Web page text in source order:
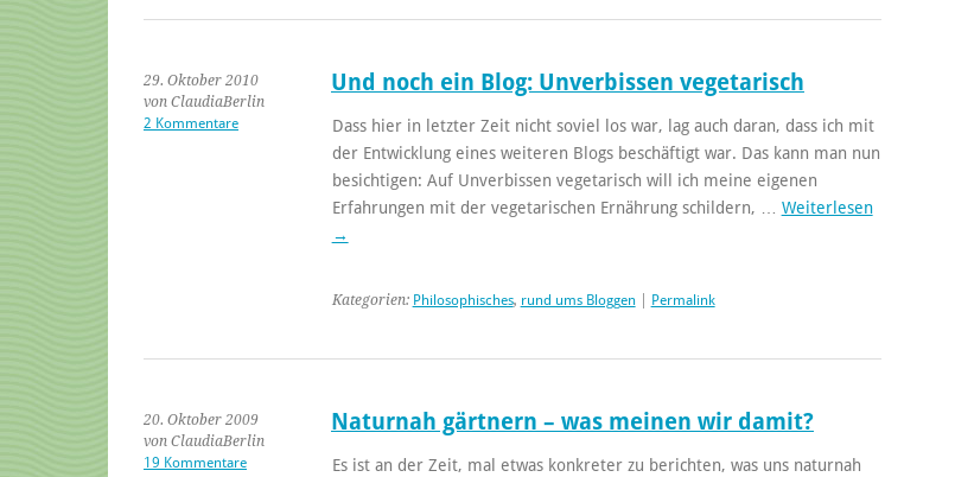
29. Oktober 2010
von ClaudiaBerlin
2 Kommentare
Und noch ein Blog: Unverbissen vegetarisch
Dass hier in letzter Zeit nicht soviel los war, lag auch daran, dass ich mit
der Entwicklung eines weiteren Blogs beschäftigt war. Das kann man nun
besichtigen: Auf Unverbissen vegetarisch will ich meine eigenen
Erfahrungen mit der vegetarischen Ernährung schildern, … Weiterlesen
→
Kategorien: Philosophisches, rund ums Bloggen| Permalink
20. Oktober 2009
von ClaudiaBerlin
19 Kommentare
Naturnah gärtnern – was meinen wir damit?
Es ist an der Zeit, mal etwas konkreter zu berichten, was uns naturnah